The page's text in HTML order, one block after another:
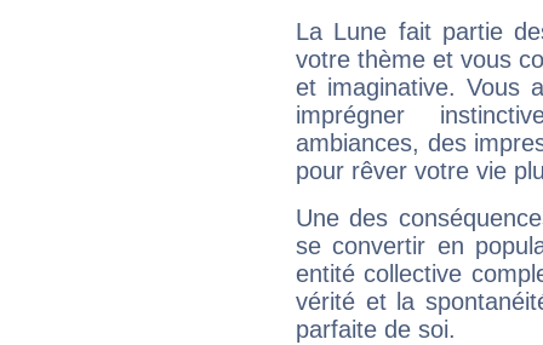
La Lune fait partie
votre thème et vous
et imaginative. Vous
imprégner
ambiances, des
pour rêver votre vie
Une des
se convertir en
entité collective
vérité et la
parfaite de soi.